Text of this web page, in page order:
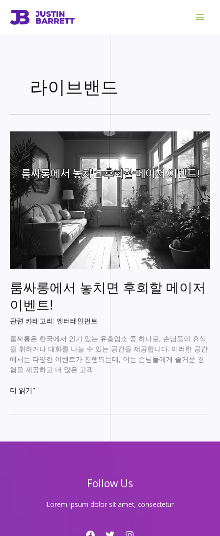
라이브밴드
룸싸롱에서 놓치면 후회할 메이저
이벤트!
관련 카테고리: 엔터테인먼트
룸싸롱은 한국에서 인기 있는 유흥업소 중 하나로, 손님들이 휴식
을 취하거나 대화를 나눌 수 있는 공간을 제공합니다. 이러한 공간
에서는 다양한 이벤트가 진행되는데, 이는 손님들에게 즐거운 경
험을 제공하고 더 많은 고객
룸
놓
더 읽기"
Follow Us
Lorem ipsum dolor sit amet, consectetur